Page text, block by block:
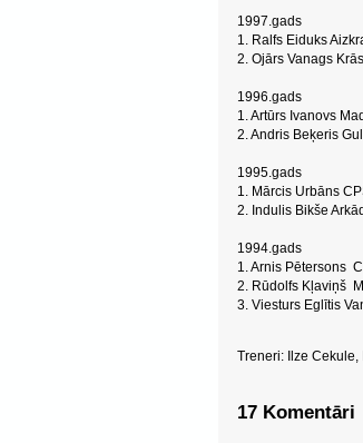
1997.gads
1. Ralfs Eiduks
2. Ojārs Vanags
1996.gads
1. Artūrs Ivanovs
2. Andris Beķeris
1995.gads
1. Mārcis
2. Indulis
1994.gads
1. Arnis
2. Rūdolfs Kļaviņš
3. Viesturs Eglītis
Treneri: Ilze
17 Komentāri